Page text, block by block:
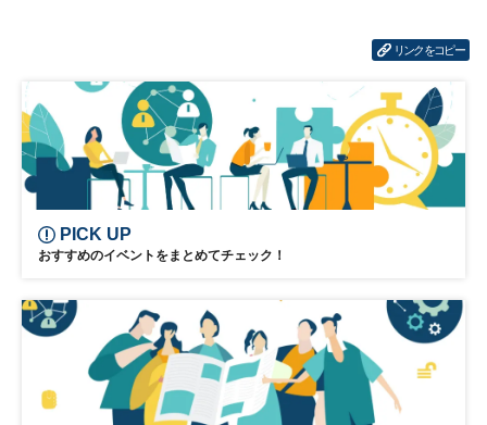
リンクをコピー
PICK UP
おすすめのイベントをまとめてチェック！